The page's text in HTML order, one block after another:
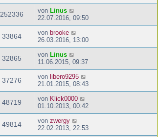
252336 von Linus
22.07.2016, 09:50
33864 von brooke
26.03.2016, 13:00
32865 von Linus
11.06.2015, 09:37
37276 von libero9295
21.01.2015, 08:43
48719 von Klick0000
01.10.2013, 00:42
49814 von zwergy
22.02.2013, 22:53